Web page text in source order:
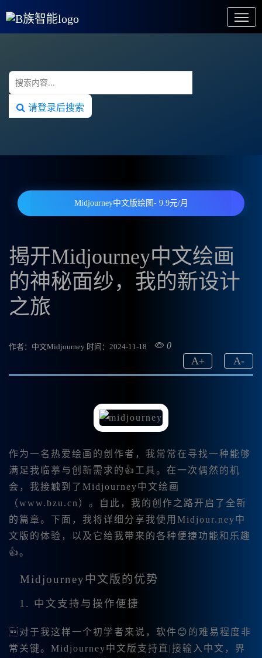
请登录后搜索
Midjourney中文版绘图- 9.9元/月
揭开Midjourney中文绘画
的神秘面纱，我的新设计
之旅
作者：中文Midjourney 时间：2024-11-18 0
A-
A+
作为一名热爱绘画的创作者，我常常在寻找一种能够
满足我临摹与创新需求的👍工具。在一次偶然的机
会，我接触到了Midjourney中文绘画
（www.bzu.cn）。自此，我的创作之路开启了全新
的篇章。下面，我将详细分享我使用Midjour.ney中
文版的体验，以及它给我带来的各种便捷功能和乐趣
👍。
Midjourney中文版的优势
1. 中文支持与操作便捷
对于我这样一个初学者来说，软件😊的难易程度非
常关键。Midjourney中文版支持直|接输入中文，界